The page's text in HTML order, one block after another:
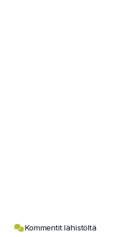
Kommentit lähistöltä